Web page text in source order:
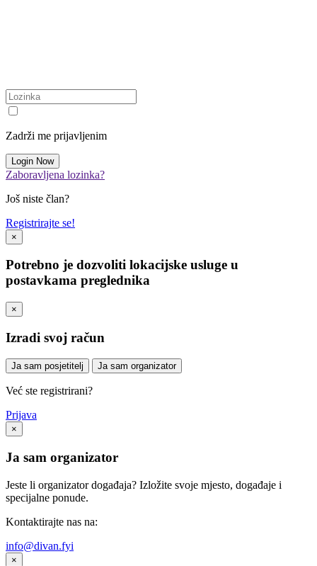
Zadrži me prijavljenim
Zaboravljena lozinka?
Još niste član?
Registrirajte se!
×
Potrebno je dozvoliti lokacijske usluge u
postavkama preglednika
×
Izradi svoj račun
Ja sam posjetitelj Ja sam organizator
Već ste registrirani?
Prijava
×
Ja sam organizator
Jeste li organizator događaja? Izložite svoje mjesto, događaje i
specijalne ponude.
Kontaktirajte nas na:
info@divan.fyi
×